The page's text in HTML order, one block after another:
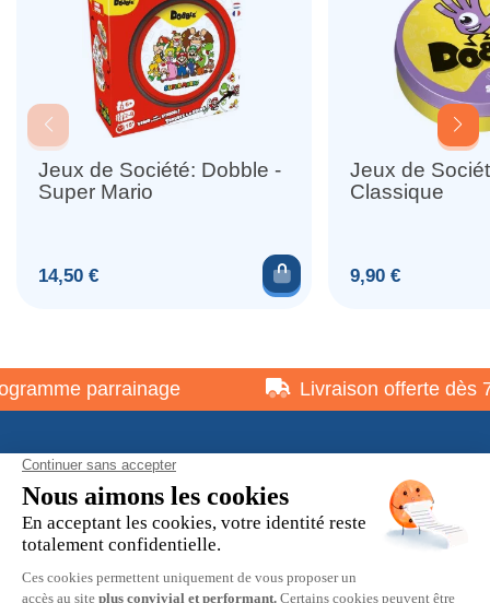
Jeux de Société: Dobble -
Super Mario
Prix
14,50 € Ajouter au panier
Jeux de
Classique
Prix
9,90 €
parrainage Livraison offerte dès
À propos
Informations pratiques